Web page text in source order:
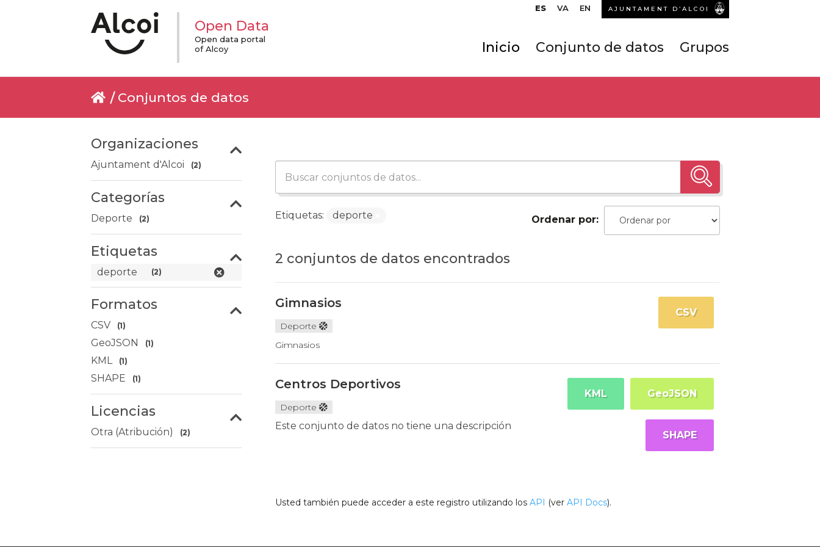
ES VA EN AJUNTAMENT D’ALCOI
Open Data
Open data portal
of Alcoy
Inicio Conjunto de datos Grupos
Conjuntos de datos
Organizaciones
Ajuntament d'Alcoi (2)
Categorías
Deporte (2)
Etiquetas
deporte (2)
Formatos
CSV (1)
GeoJSON (1)
KML (1)
SHAPE (1)
Licencias
Otra (Atribución) (2)
Ordenar por
2 conjuntos de datos encontrados
Etiquetas: deporte
Gimnasios
Deporte
Gimnasios
CSV
Centros Deportivos
Deporte
Este conjunto de datos no tiene una descripción
GeoJSON
KML
SHAPE
Usted también puede acceder a este registro utilizando los API (ver API Docs).